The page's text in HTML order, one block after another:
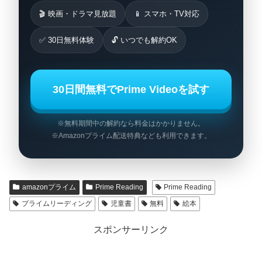
🎬 映画・ドラマ見放題 📱 スマホ・TV対応
✅ 30日無料体験 🔓 いつでも解約OK
30日間無料でPrime Videoを試す
※無料期間中の解約なら料金はかかりません。
※Amazonプライム配送特典なども利用できます。
amazonプライム Prime Reading
Prime Reading
プライムリーディング
児童書 無料 絵本
スポンサーリンク